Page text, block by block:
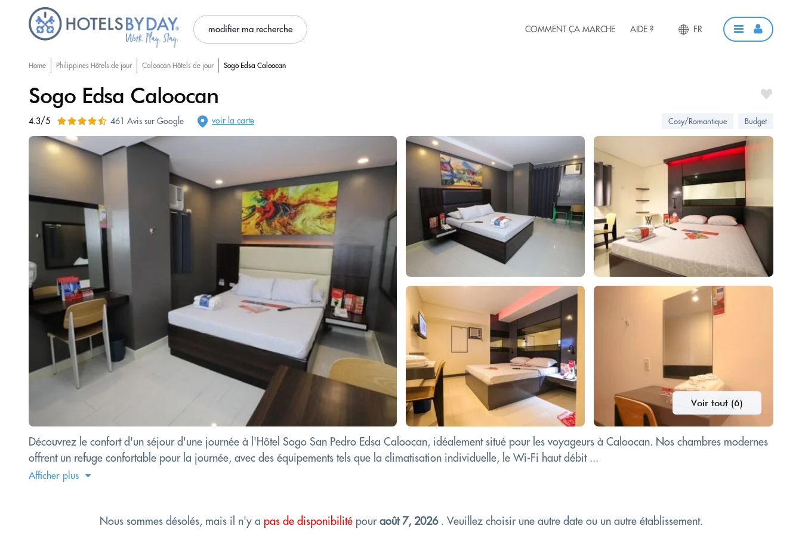
modifier ma recherche COMMENT ÇA MARCHE AIDE ? FR
Home Philippines Hôtels de jour Caloocan Hôtels de jour Sogo Edsa Caloocan
Sogo Edsa Caloocan
4.3/5 461 Avis sur Google voir la carte Cosy/Romantique Budget
Voir tout (6)
Découvrez le confort d'un séjour d'une journée à l'Hôtel Sogo San Pedro Edsa Caloocan, idéalement situé pour les voyageurs à Caloocan. Nos chambres modernes
offrent un refuge confortable pour la journée, avec des équipements tels que la climatisation individuelle, le Wi-Fi haut débit ...
Afficher plus
Nous sommes désolés, mais il n'y a pas de disponibilitépouraoût 7, 2026. Veuillez choisir une autre date ou un autre établissement.